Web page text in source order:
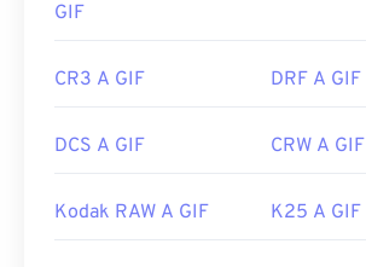
GIF
CR3 A GIF DRF A GIF
DCS A GIF CRW A GIF
Kodak RAW A GIF K25 A GIF